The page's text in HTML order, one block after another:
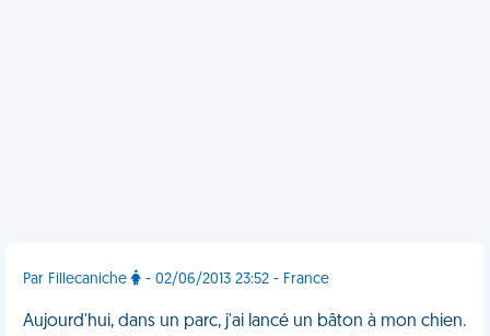
Par Fillecaniche - 02/06/2013 23:52 - France
Aujourd'hui, dans un parc, j'ai lancé un bâton à mon chien.